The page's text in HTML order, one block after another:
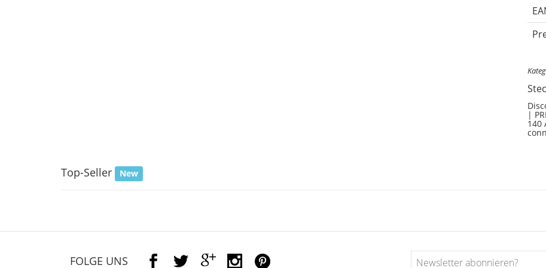
|
140
Top-Seller New
FOLGE UNS